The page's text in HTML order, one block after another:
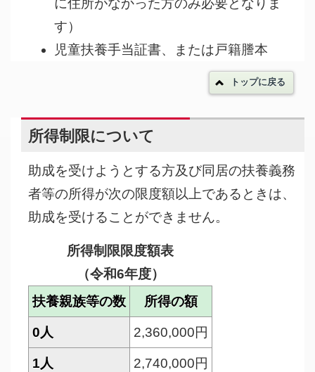
に住所がなかった方のみ必要となりま
す）
児童扶養手当証書、または戸籍謄本
トップに戻る
所得制限について
助成を受けようとする方及び同居の扶養義務
者等の所得が次の限度額以上であるときは、
助成を受けることができません。
所得制限限度額表
（令和6年度）
扶養親族等の数
所得の額
0人 2,360,000円
1人 2,740,000円